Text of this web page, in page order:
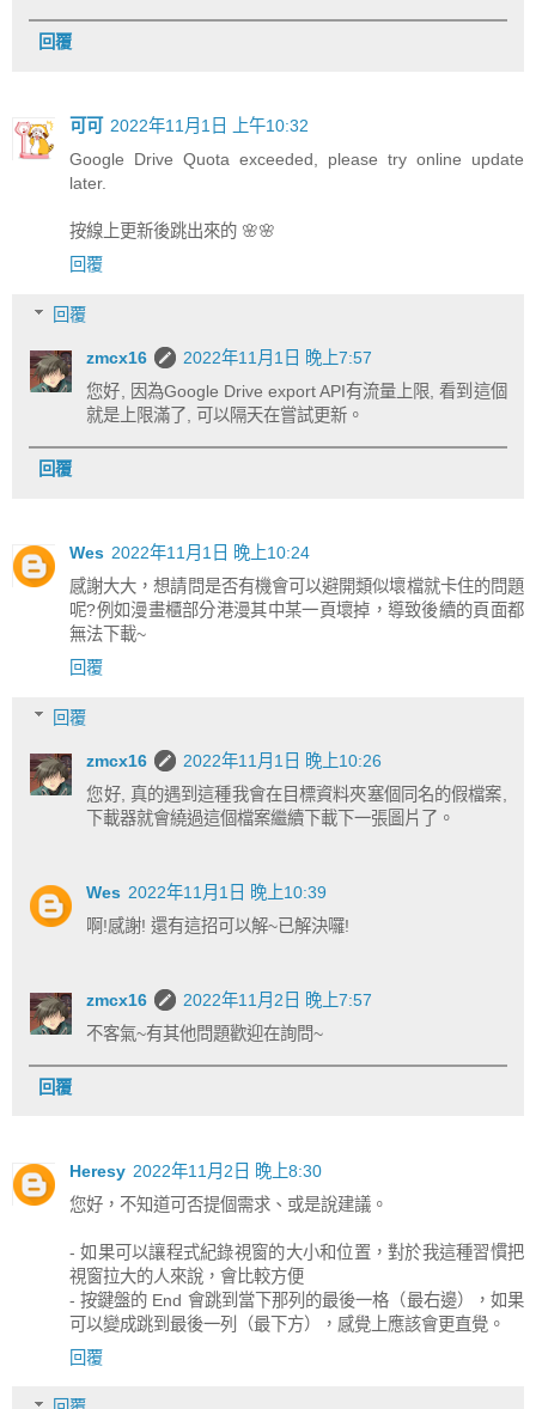
回覆
可可
2022年11月1日 上午10:32
Google Drive Quota exceeded, please try online update
later.
按線上更新後跳出來的 🌸🌸
回覆
回覆
zmcx16
2022年11月1日 晚上7:57
您好, 因為Google Drive export API有流量上限, 看到這個
就是上限滿了, 可以隔天在嘗試更新。
回覆
Wes 2022年11月1日 晚上10:24
感謝大大，想請問是否有機會可以避開類似壞檔就卡住的問題
呢?例如漫畫櫃部分港漫其中某一頁壞掉，導致後續的頁面都
無法下載~
回覆
回覆
zmcx16
2022年11月1日 晚上10:26
您好, 真的遇到這種我會在目標資料夾塞個同名的假檔案,
下載器就會繞過這個檔案繼續下載下一張圖片了。
Wes 2022年11月1日 晚上10:39
啊!感謝! 還有這招可以解~已解決囉!
zmcx16
2022年11月2日 晚上7:57
不客氣~有其他問題歡迎在詢問~
回覆
Heresy 2022年11月2日 晚上8:30
您好，不知道可否提個需求、或是說建議。
- 如果可以讓程式紀錄視窗的大小和位置，對於我這種習慣把
視窗拉大的人來說，會比較方便
- 按鍵盤的 End 會跳到當下那列的最後一格（最右邊），如果
可以變成跳到最後一列（最下方），感覺上應該會更直覺。
回覆